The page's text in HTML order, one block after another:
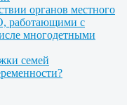
органов местного
работающими с
многодетными
семей